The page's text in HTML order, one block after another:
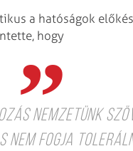
a hatóságok
hogy
nemzetünk
nem fogja